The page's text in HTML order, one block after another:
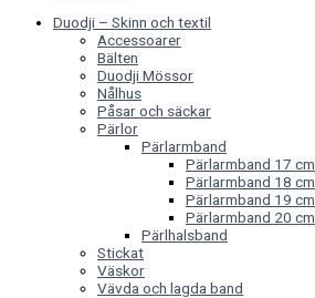
Duodji – Skinn och textil
Accessoarer
Bälten
Duodji Mössor
Nålhus
Påsar och säckar
Pärlor
Pärlarmband
Pärlarmband 17 cm
Pärlarmband 18 cm
Pärlarmband 19 cm
Pärlarmband 20 cm
Pärlhalsband
Stickat
Väskor
Vävda och lagda band